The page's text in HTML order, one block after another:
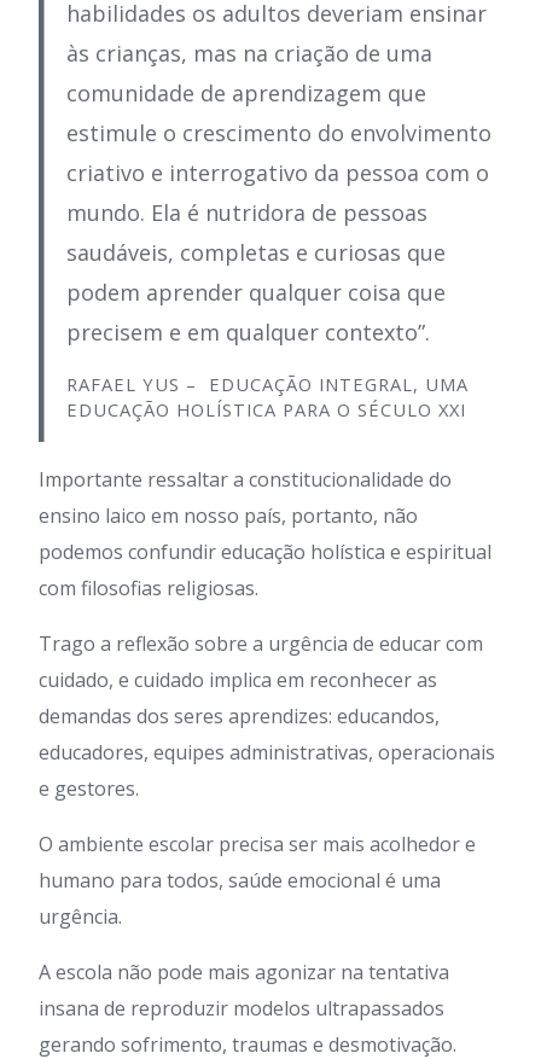
habilidades os adultos deveriam ensinar
às crianças, mas na criação de uma
comunidade de aprendizagem que
estimule o crescimento do envolvimento
criativo e interrogativo da pessoa com o
mundo. Ela é nutridora de pessoas
saudáveis, completas e curiosas que
podem aprender qualquer coisa que
precisem e em qualquer contexto”.
RAFAEL YUS – EDUCAÇÃO INTEGRAL, UMA
EDUCAÇÃO HOLÍSTICA PARA O SÉCULO XXI
Importante ressaltar a constitucionalidade do
ensino laico em nosso país, portanto, não
podemos confundir educação holística e espiritual
com filosofias religiosas.
Trago a reflexão sobre a urgência de educar com
cuidado, e cuidado implica em reconhecer as
demandas dos seres aprendizes: educandos,
educadores, equipes administrativas, operacionais
e gestores.
O ambiente escolar precisa ser mais acolhedor e
humano para todos, saúde emocional é uma
urgência.
A escola não pode mais agonizar na tentativa
insana de reproduzir modelos ultrapassados
gerando sofrimento, traumas e desmotivação.